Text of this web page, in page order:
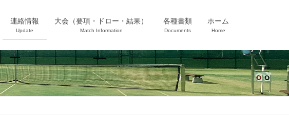
連絡情報
Update
大会（要項・ドロー・結果）
Match Information
各種書類
Documents
ホーム
Home